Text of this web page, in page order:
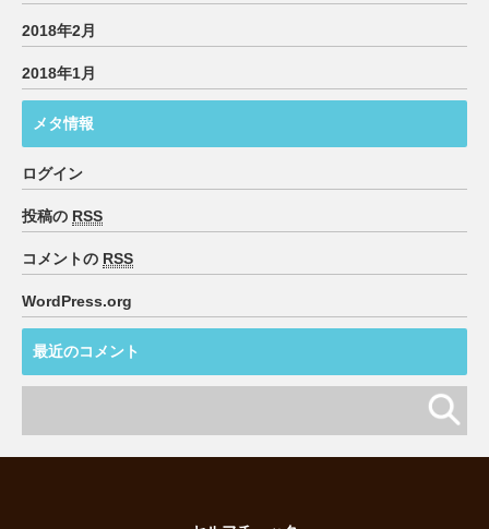
2018年2月
2018年1月
メタ情報
ログイン
投稿の RSS
コメントの RSS
WordPress.org
最近のコメント